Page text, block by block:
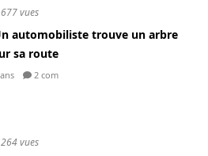
vues
automobiliste trouve un arbre
sa route
2 com
vues